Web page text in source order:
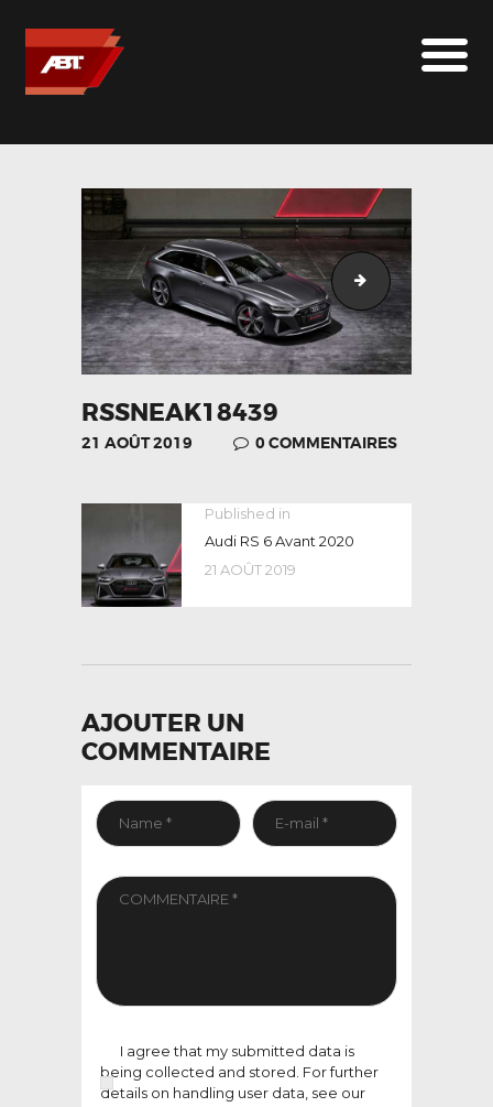
ABT SPORTSLINE FRANCE
MARQUES
LE SUR-MESURE
ABT
CONTACT
download-5
RSSNEAK18439
21 AOÛT 2019 0 COMMENTAIRES
NAVIGATION
DE
L’ARTICLE
Published in
post:
Audi RS 6 Avant 2020
21 AOÛT 2019
AJOUTER UN
COMMENTAIRE
I agree that my submitted data is
being collected and stored. For further
details on handling user data, see our